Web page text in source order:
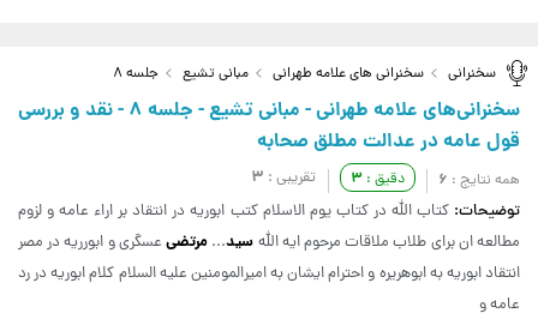
سخنرانی سخنرانی های علامه طهرانی مبانی تشیع جلسه 8
سخنرانی‌های علامه طهرانی - مبانی تشیع - جلسه 8 - نقد و بررسی
قول عامه در عدالت مطلق صحابه
همه نتایج : 6 دقیق : 3 تقریبی : 3
توضیحات:کتاب الله در کتاب یوم الاسلام کتب ابوریه در انتقاد بر اراء عامه و لزوم
مطالعه ان برای طلاب ملاقات مرحوم ایه الله سید... مرتضیعسگری و ابورریه در مصر
انتقاد ابوریه به ابوهریره و احترام ایشان به امیرالمومنین علیه السلام کلام ابوریه در رد
عامه و